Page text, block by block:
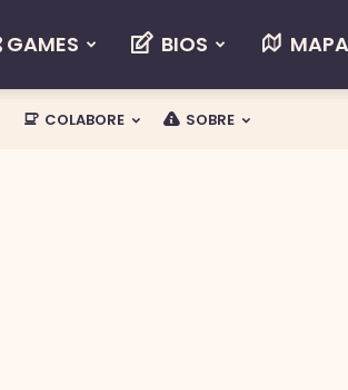
GAMES BIOS MAPA
COLABORE SOBRE